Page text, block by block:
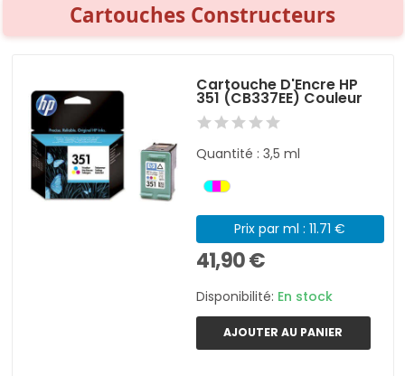
Cartouches Constructeurs
Cartouche D'Encre HP
351 (CB337EE) Couleur
Quantité : 3,5 ml
Prix par ml : 11.71 €
41,90 €
Disponibilité: En stock
AJOUTER AU PANIER